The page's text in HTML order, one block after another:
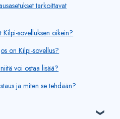
tarkoittavat
sovelluksen oikein?
on Kilpi-sovellus?
voi ostaa lisää?
ja miten se tehdään?